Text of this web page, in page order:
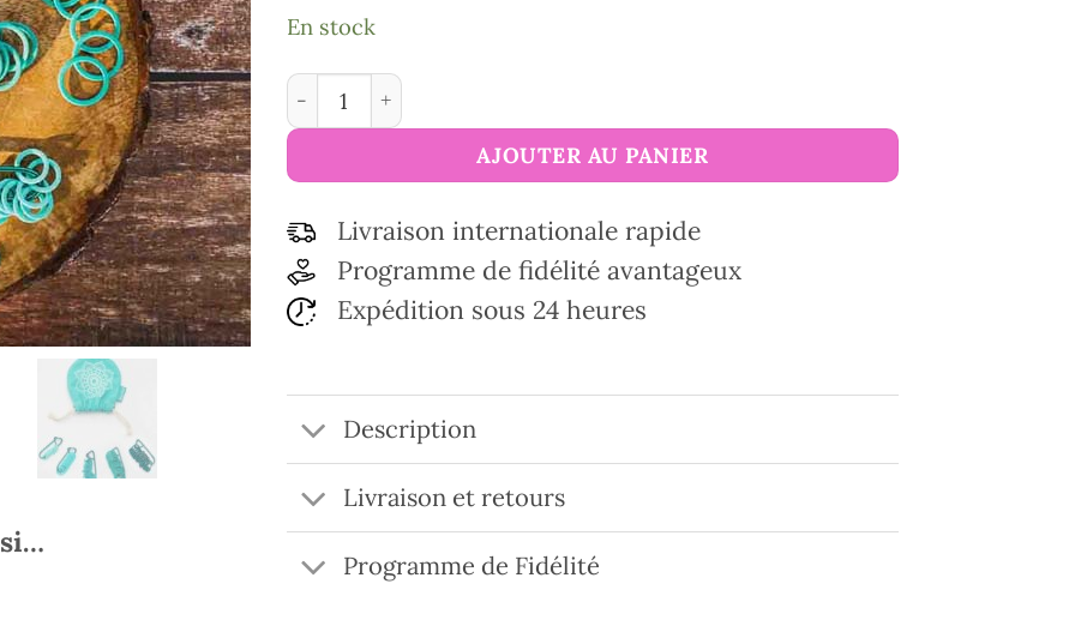
En stock
quantité de Set anneaux marqueurs The Mindful collection KnitPro
AJOUTER AU PANIER
Livraison internationale rapide
Programme de fidélité avantageux
Expédition sous 24 heures
Description
Livraison et retours
Programme de Fidélité